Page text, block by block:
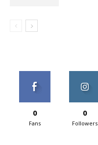
0
Fans
0
Followers